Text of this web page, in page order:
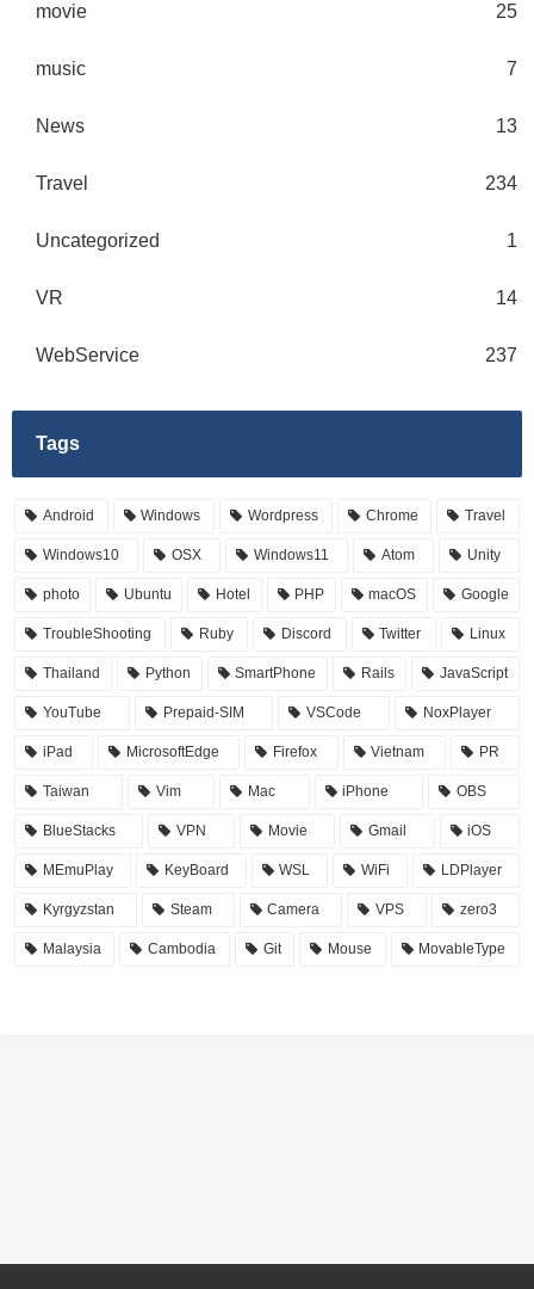
movie 25
music 7
News 13
Travel 234
Uncategorized 1
VR 14
WebService 237
Tags
Android Windows Wordpress Chrome Travel
Windows10 OSX Windows11 Atom Unity
photo Ubuntu Hotel PHP macOS Google
TroubleShooting Ruby Discord Twitter Linux
Thailand Python SmartPhone Rails JavaScript
YouTube Prepaid-SIM VSCode NoxPlayer
iPad MicrosoftEdge Firefox Vietnam PR
Taiwan Vim Mac iPhone OBS
BlueStacks VPN Movie Gmail iOS
MEmuPlay KeyBoard WSL WiFi LDPlayer
Kyrgyzstan Steam Camera VPS zero3
Malaysia Cambodia Git Mouse MovableType